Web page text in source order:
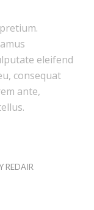
eleifend
consequat
ante,
REDAIR